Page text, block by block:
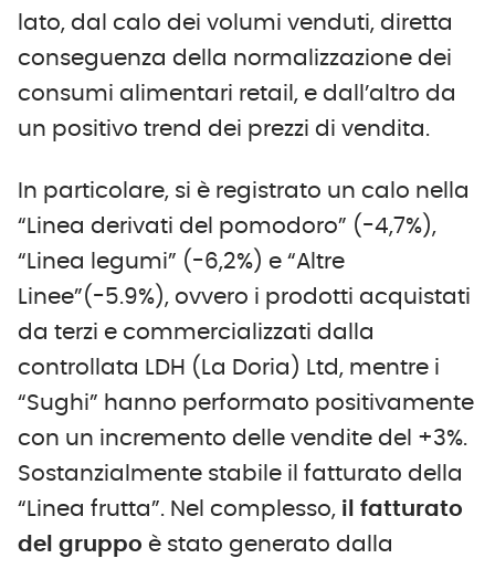
lato, dal calo dei volumi venduti, diretta
conseguenza della normalizzazione dei
consumi alimentari retail, e dall’altro da
un positivo trend dei prezzi di vendita.
In particolare, si è registrato un calo nella
“Linea derivati del pomodoro” (-4,7%),
“Linea legumi” (-6,2%) e “Altre
Linee”(-5.9%), ovvero i prodotti acquistati
da terzi e commercializzati dalla
controllata LDH (La Doria) Ltd, mentre i
“Sughi” hanno performato positivamente
con un incremento delle vendite del +3%.
Sostanzialmente stabile il fatturato della
“Linea frutta”. Nel complesso, il fatturato
del gruppo è stato generato dalla